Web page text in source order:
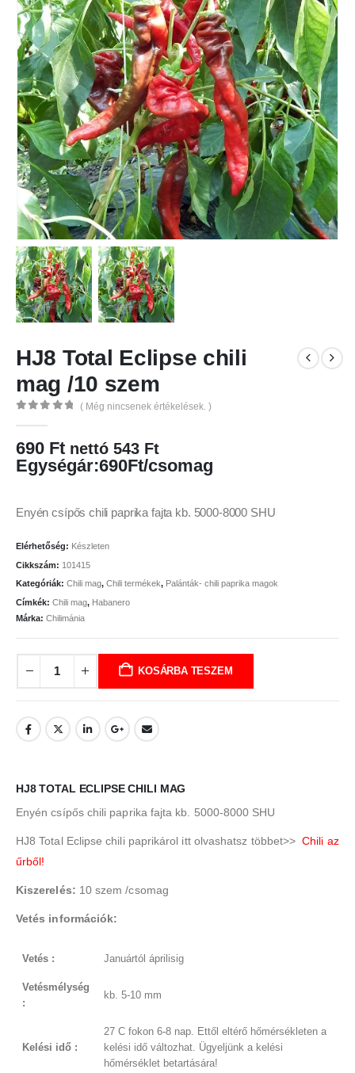
HJ8 Total Eclipse chili
mag /10 szem
( Még nincsenek értékelések. )
690 Ft nettó 543 Ft
Egységár:690Ft/csomag
Enyén csípős chili paprika fajta kb. 5000-8000 SHU
Elérhetőség: Készleten
Cikkszám: 101415
Kategóriák: Chili mag, Chili termékek, Palánták- chili paprika magok
Címkék: Chili mag, Habanero
Márka: Chilimánia
KOSÁRBA TESZEM
HJ8 TOTAL ECLIPSE CHILI MAG
Enyén csípős chili paprika fajta kb. 5000-8000 SHU
HJ8 Total Eclipse chili paprikárol itt olvashatsz többet>>Chili az
űrből!
Kiszerelés: 10 szem /csomag
Vetés információk:
Vetés : Januártól áprilisig
Vetésmélység
:
kb. 5-10 mm
Kelési idő :
27 C fokon 6-8 nap. Ettől eltérő hőmérsékleten a
kelési idő változhat. Ügyeljünk a kelési
hőmérséklet betartására!